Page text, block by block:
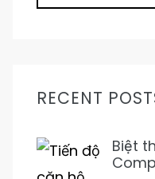
RECENT
Biệt